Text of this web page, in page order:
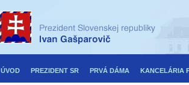
ÚVOD PREZIDENT SR PRVÁ DÁMA KANCELÁRIA